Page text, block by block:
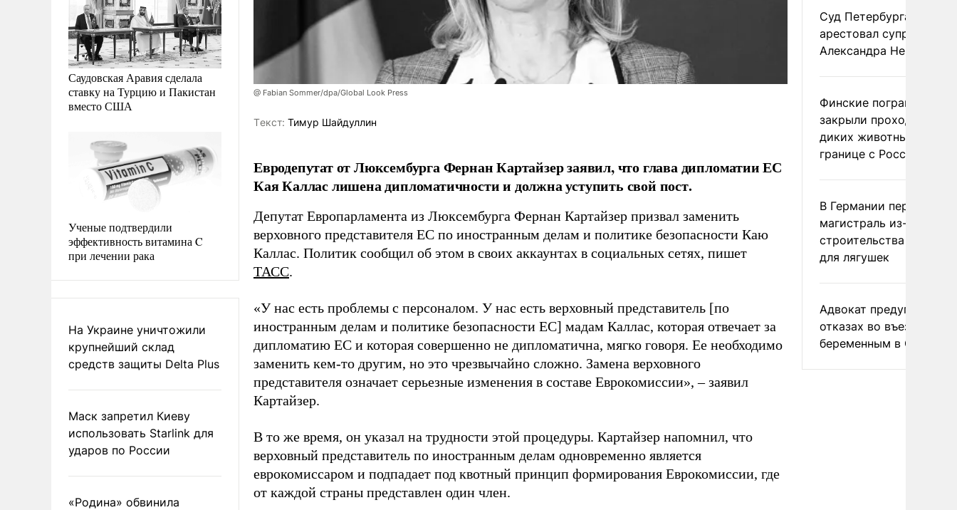
Саудовская Аравия сделала
ставку на Турцию и Пакистан
вместо США
Ученые подтвердили
эффективность витамина C
при лечении рака
На Украине уничтожили
крупнейший склад
средств защиты Delta Plus
Маск запретил Киеву
использовать Starlink для
ударов по России
«Родина» обвинила
@ Fabian Sommer/dpa/Global Look Press
Tекст: Тимур Шайдуллин
Евродепутат от Люксембурга Фернан Картайзер заявил, что глава дипломатии ЕС
Кая Каллас лишена дипломатичности и должна уступить свой пост.
Депутат Европарламента из Люксембурга Фернан Картайзер призвал заменить
верховного представителя ЕС по иностранным делам и политике безопасности Каю
Каллас. Политик сообщил об этом в своих аккаунтах в социальных сетях, пишет
ТАСС.
«У нас есть проблемы с персоналом. У нас есть верховный представитель [по
иностранным делам и политике безопасности ЕС] мадам Каллас, которая отвечает за
дипломатию ЕС и которая совершенно не дипломатична, мягко говоря. Ее необходимо
заменить кем-то другим, но это чрезвычайно сложно. Замена верховного
представителя означает серьезные изменения в составе Еврокомиссии», – заявил
Картайзер.
В то же время, он указал на трудности этой процедуры. Картайзер напомнил, что
верховный представитель по иностранным делам одновременно является
еврокомиссаром и подпадает под квотный принцип формирования Еврокомиссии, где
от каждой страны представлен один член.
Суд Петербурга заочно
арестовал супругу
Александра Невзорова
Финские пограничники
закрыли проходы для
диких животных на
границе с Россией
В Германии перекрыли
магистраль из-за
строительства
для лягушек
Адвокат предупредил
отказах во въезде
беременным в США